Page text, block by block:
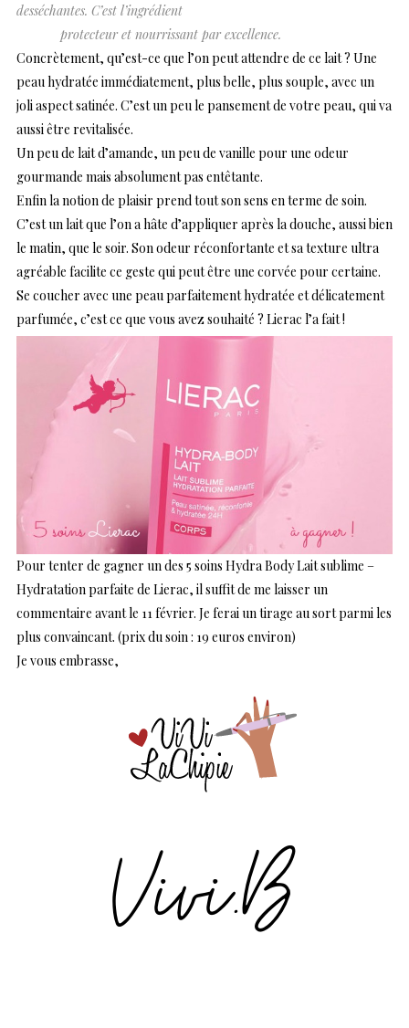
desséchantes. C’est l’ingrédient
protecteur et nourrissant par excellence.
Concrètement, qu’est-ce que l’on peut attendre de ce lait ? Une
peau hydratée immédiatement, plus belle, plus souple, avec un
joli aspect satinée. C’est un peu le pansement de votre peau, qui va
aussi être revitalisée.
Un peu de lait d’amande, un peu de vanille pour une odeur
gourmande mais absolument pas entêtante.
Enfin la notion de plaisir prend tout son sens en terme de soin.
C’est un lait que l’on a hâte d’appliquer après la douche, aussi bien
le matin, que le soir. Son odeur réconfortante et sa texture ultra
agréable facilite ce geste qui peut être une corvée pour certaine.
Se coucher avec une peau parfaitement hydratée et délicatement
parfumée, c’est ce que vous avez souhaité ? Lierac l’a fait !
Pour tenter de gagner un des 5 soins Hydra Body Lait sublime –
Hydratation parfaite de Lierac, il suffit de me laisser un
commentaire avant le 11 février. Je ferai un tirage au sort parmi les
plus convaincant. (prix du soin : 19 euros environ)
Je vous embrasse,